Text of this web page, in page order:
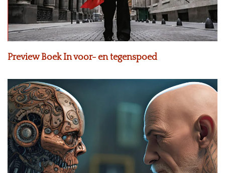
Preview Boek In voor- en tegenspoed